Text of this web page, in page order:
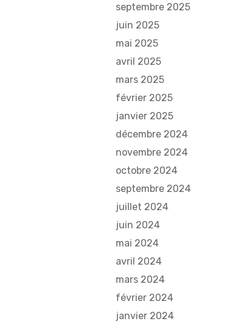
septembre 2025
juin 2025
mai 2025
avril 2025
mars 2025
février 2025
janvier 2025
décembre 2024
novembre 2024
octobre 2024
septembre 2024
juillet 2024
juin 2024
mai 2024
avril 2024
mars 2024
février 2024
janvier 2024